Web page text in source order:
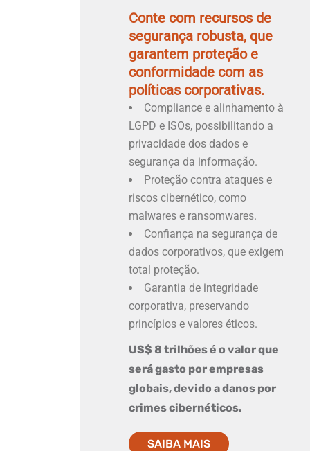
Conte com recursos de
segurança robusta, que
garantem proteção e
conformidade com as
políticas corporativas.
Compliance e alinhamento à
LGPD e ISOs, possibilitando a
privacidade dos dados e
segurança da informação.
Proteção contra ataques e
riscos cibernético, como
malwares e ransomwares.
Confiança na segurança de
dados corporativos, que exigem
total proteção.
Garantia de integridade
corporativa, preservando
princípios e valores éticos.
US$ 8 trilhões é o valor que
será gasto por empresas
globais, devido a danos por
crimes cibernéticos.
SAIBA MAIS